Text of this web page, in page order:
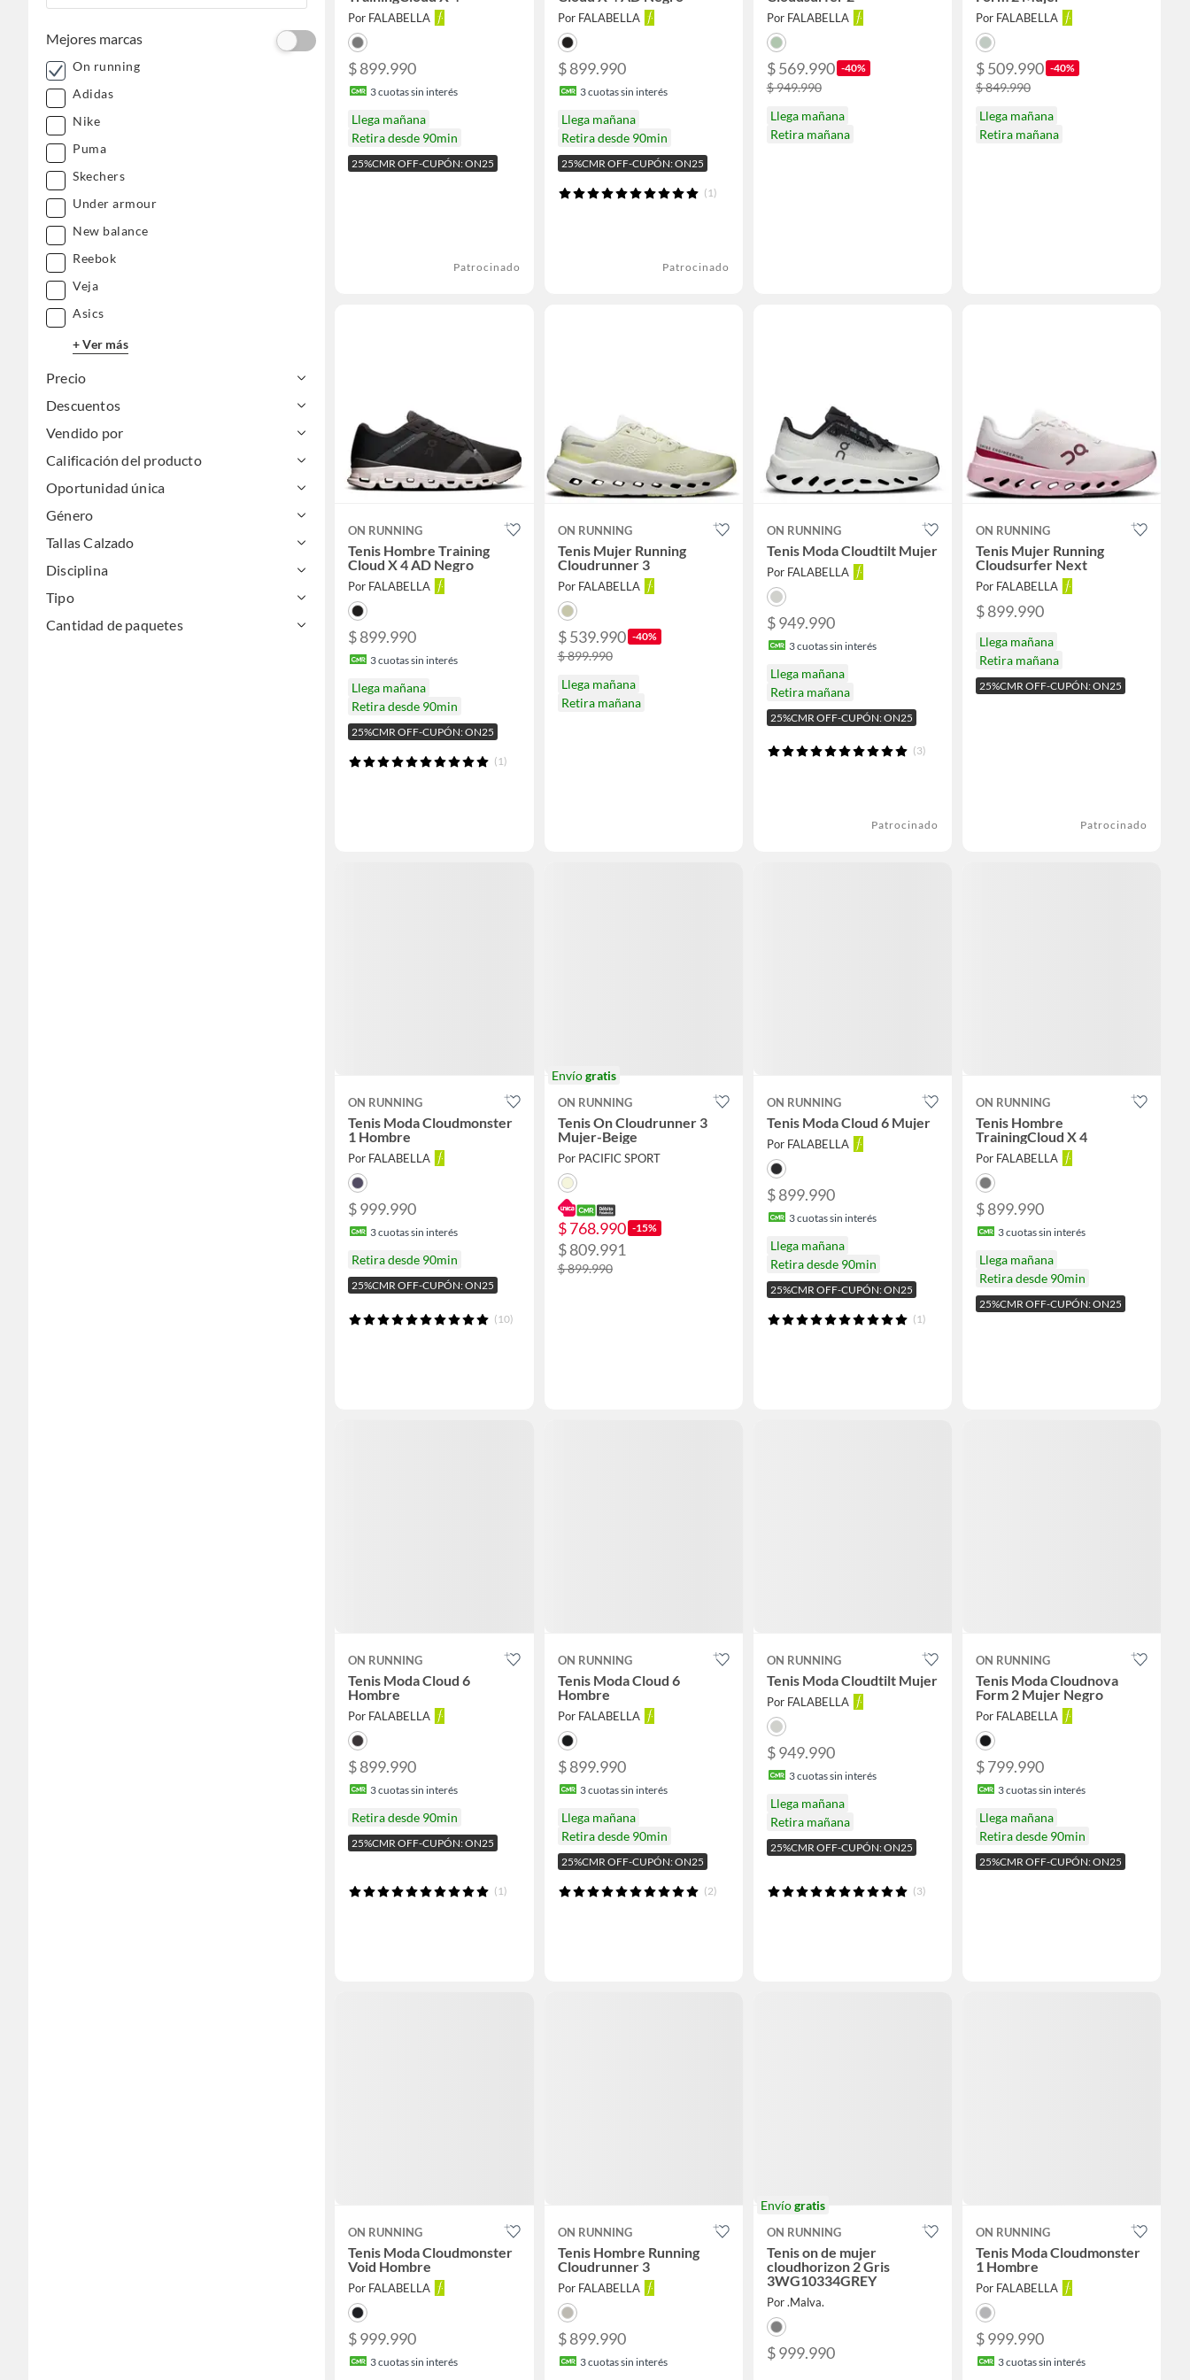
Mejores marcas
On running
Adidas
Nike
Puma
Skechers
Under armour
New balance
Reebok
Veja
Asics
+ Ver más
Precio
Descuentos
Vendido por
Calificación del producto
Oportunidad única
Género
Tallas Calzado
Disciplina
Tipo
Cantidad de paquetes
Por FALABELLA
$ 899.990
3cuotas sin interés
Llega mañana
Retira desde 90min
25%CMR OFF-CUPÓN: ON25
Patrocinado
Por FALABELLA
$ 899.990
3cuotas sin interés
Llega mañana
Retira desde 90min
25%CMR OFF-CUPÓN: ON25
(1)
Patrocinado
Por FALABELLA
$ 569.990 -40%
$ 949.990
Llega mañana
Retira mañana
Por FALABELLA
$ 509.990 -40%
$ 849.990
Llega mañana
Retira mañana
ON RUNNING
Tenis Hombre Training
Cloud X 4 AD Negro
Por FALABELLA
$ 899.990
3cuotas sin interés
Llega mañana
Retira desde 90min
25%CMR OFF-CUPÓN: ON25
(1)
ON RUNNING
Tenis Mujer Running
Cloudrunner 3
Por FALABELLA
$ 539.990 -40%
$ 899.990
Llega mañana
Retira mañana
ON RUNNING
Tenis Moda Cloudtilt Mujer
Por FALABELLA
$ 949.990
3cuotas sin interés
Llega mañana
Retira mañana
25%CMR OFF-CUPÓN: ON25
(3)
Patrocinado
ON RUNNING
Tenis Mujer Running
Cloudsurfer Next
Por FALABELLA
$ 899.990
Llega mañana
Retira mañana
25%CMR OFF-CUPÓN: ON25
Patrocinado
ON RUNNING
Tenis Moda Cloudmonster
1 Hombre
Por FALABELLA
$ 999.990
3cuotas sin interés
Retira desde 90min
25%CMR OFF-CUPÓN: ON25
(10)
Envíogratis
ON RUNNING
Tenis On Cloudrunner 3
Mujer-Beige
Por PACIFIC SPORT
$ 768.990 -15%
$ 809.991
$ 899.990
ON RUNNING
Tenis Moda Cloud 6 Mujer
Por FALABELLA
$ 899.990
3cuotas sin interés
Llega mañana
Retira desde 90min
25%CMR OFF-CUPÓN: ON25
(1)
ON RUNNING
Tenis Hombre
TrainingCloud X 4
Por FALABELLA
$ 899.990
3cuotas sin interés
Llega mañana
Retira desde 90min
25%CMR OFF-CUPÓN: ON25
ON RUNNING
Tenis Moda Cloud 6
Hombre
Por FALABELLA
$ 899.990
3cuotas sin interés
Retira desde 90min
25%CMR OFF-CUPÓN: ON25
(1)
ON RUNNING
Tenis Moda Cloud 6
Hombre
Por FALABELLA
$ 899.990
3cuotas sin interés
Llega mañana
Retira desde 90min
25%CMR OFF-CUPÓN: ON25
(2)
ON RUNNING
Tenis Moda Cloudtilt Mujer
Por FALABELLA
$ 949.990
3cuotas sin interés
Llega mañana
Retira mañana
25%CMR OFF-CUPÓN: ON25
(3)
ON RUNNING
Tenis Moda Cloudnova
Form 2 Mujer Negro
Por FALABELLA
$ 799.990
3cuotas sin interés
Llega mañana
Retira desde 90min
25%CMR OFF-CUPÓN: ON25
ON RUNNING
Tenis Moda Cloudmonster
Void Hombre
Por FALABELLA
$ 999.990
3cuotas sin interés
ON RUNNING
Tenis Hombre Running
Cloudrunner 3
Por FALABELLA
$ 899.990
3cuotas sin interés
Envíogratis
ON RUNNING
Tenis on de mujer
cloudhorizon 2 Gris
3WG10334GREY
Por .Malva.
$ 999.990
ON RUNNING
Tenis Moda Cloudmonster
1 Hombre
Por FALABELLA
$ 999.990
3cuotas sin interés